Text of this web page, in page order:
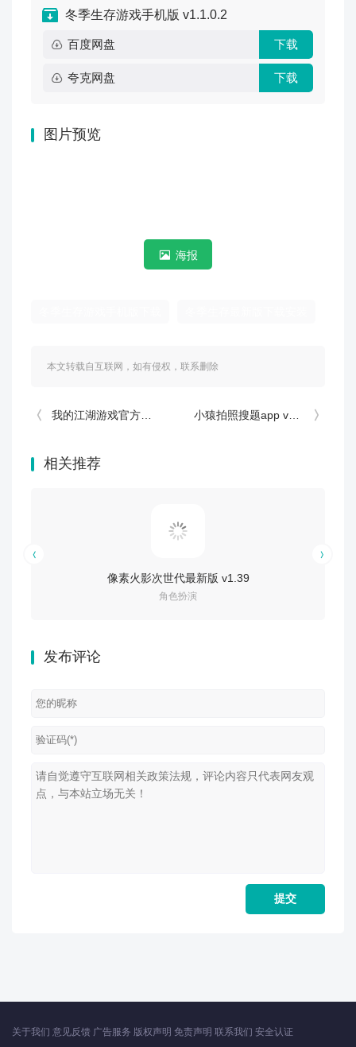
冬季生存游戏手机版 v1.1.0.2
百度网盘 下载
夸克网盘 下载
图片预览
海报
本文转载自互联网，如有侵权，联系删除
我的江湖游戏官方版 v2.2 小猿拍照搜题app v11.94.1
相关推荐
像素火影次世代最新版 v1.39
角色扮演
发布评论
关于我们 意见反馈 广告服务 版权声明 免责声明 联系我们 安全认证